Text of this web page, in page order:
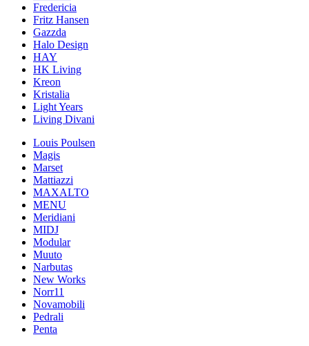
Fredericia
Fritz Hansen
Gazzda
Halo Design
HAY
HK Living
Kreon
Kristalia
Light Years
Living Divani
Louis Poulsen
Magis
Marset
Mattiazzi
MAXALTO
MENU
Meridiani
MIDJ
Modular
Muuto
Narbutas
New Works
Norr11
Novamobili
Pedrali
Penta